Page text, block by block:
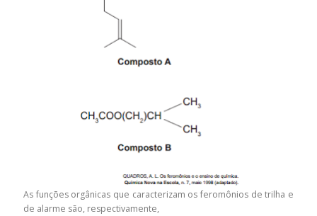
As funções orgânicas que caracterizam os feromônios de trilha e
de alarme são, respectivamente,